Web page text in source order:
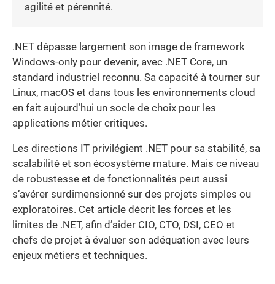
agilité et pérennité.
.NET dépasse largement son image de framework
Windows-only pour devenir, avec .NET Core, un
standard industriel reconnu. Sa capacité à tourner sur
Linux, macOS et dans tous les environnements cloud
en fait aujourd’hui un socle de choix pour les
applications métier critiques.
Les directions IT privilégient .NET pour sa stabilité, sa
scalabilité et son écosystème mature. Mais ce niveau
de robustesse et de fonctionnalités peut aussi
s’avérer surdimensionné sur des projets simples ou
exploratoires. Cet article décrit les forces et les
limites de .NET, afin d’aider CIO, CTO, DSI, CEO et
chefs de projet à évaluer son adéquation avec leurs
enjeux métiers et techniques.